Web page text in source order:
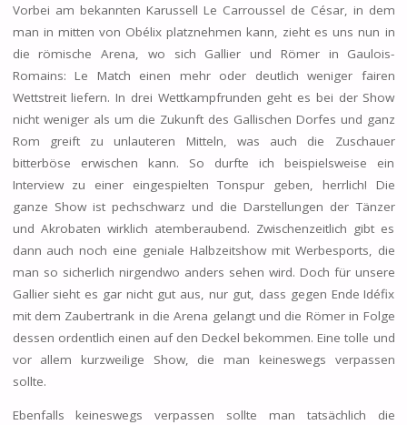
Vorbei am bekannten Karussell Le Carroussel de César, in dem
man in mitten von Obélix platznehmen kann, zieht es uns nun in
die römische Arena, wo sich Gallier und Römer in Gaulois-
Romains: Le Match einen mehr oder deutlich weniger fairen
Wettstreit liefern. In drei Wettkampfrunden geht es bei der Show
nicht weniger als um die Zukunft des Gallischen Dorfes und ganz
Rom greift zu unlauteren Mitteln, was auch die Zuschauer
bitterböse erwischen kann. So durfte ich beispielsweise ein
Interview zu einer eingespielten Tonspur geben, herrlich! Die
ganze Show ist pechschwarz und die Darstellungen der Tänzer
und Akrobaten wirklich atemberaubend. Zwischenzeitlich gibt es
dann auch noch eine geniale Halbzeitshow mit Werbesports, die
man so sicherlich nirgendwo anders sehen wird. Doch für unsere
Gallier sieht es gar nicht gut aus, nur gut, dass gegen Ende Idéfix
mit dem Zaubertrank in die Arena gelangt und die Römer in Folge
dessen ordentlich einen auf den Deckel bekommen. Eine tolle und
vor allem kurzweilige Show, die man keineswegs verpassen
sollte.
Ebenfalls keineswegs verpassen sollte man tatsächlich die